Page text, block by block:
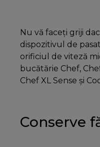
Nu vă faceți griji
dispozitivul de
orificiul de viteză
bucătărie Chef,
Chef XL Sense și
Conserve